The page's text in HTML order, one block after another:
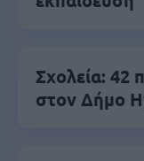
Σχολεία: 42
στον Δήμο